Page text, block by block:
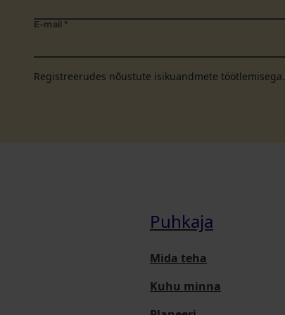
E-mail *
Registreerudes nõustute isikuandmete töötlemisega.
Puhkaja
Mida teha
Kuhu minna